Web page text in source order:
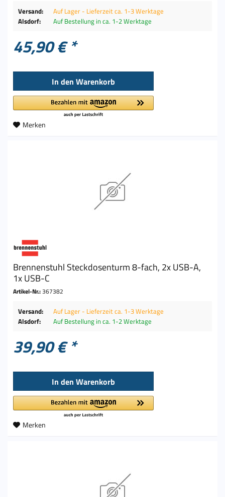
Versand:
Auf Lager - Lieferzeit ca. 1-3 Werktage
Alsdorf:
Auf Bestellung in ca. 1-2 Werktage
45,90 € *
In den Warenkorb
Merken
Brennenstuhl Steckdosenturm 8-fach, 2x USB-A,
1x USB-C
Artikel-Nr.:367382
Versand:
Auf Lager - Lieferzeit ca. 1-3 Werktage
Alsdorf:
Auf Bestellung in ca. 1-2 Werktage
39,90 € *
In den Warenkorb
Merken